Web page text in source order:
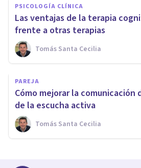
PSICOLOGÍA CLÍNICA
Las ventajas de la terapia
frente a otras terapias
Tomás Santa Cecilia
PAREJA
Cómo mejorar la comunicación
de la escucha activa
Tomás Santa Cecilia